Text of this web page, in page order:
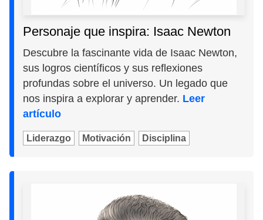
Personaje que inspira: Isaac Newton
Descubre la fascinante vida de Isaac Newton,
sus logros científicos y sus reflexiones
profundas sobre el universo. Un legado que
nos inspira a explorar y aprender. Leer
artículo
Liderazgo Motivación Disciplina